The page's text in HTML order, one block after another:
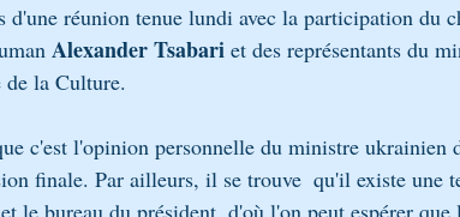
d'une réunion tenue lundi avec la participation du
Alexander Tsabari et des représentants du
de la Culture.
c'est l'opinion personnelle du ministre ukrainien
finale. Par ailleurs, il se trouve  qu'il existe une
le bureau du président, d'où l'on peut espérer